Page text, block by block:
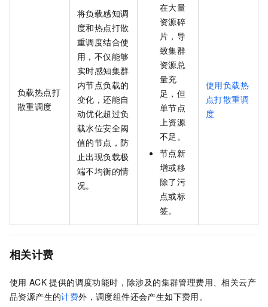
在大量
资源碎
片，导
致集群
资源总
量充
足，但
单节点
上资源
不足。
节点新
增或移
除了污
点或标
签。
负载热点打
散重调度
将负载感知调
度和热点打散
重调度结合使
用，不仅能够
实时感知集群
内节点负载的
变化，还能自
动优化超过负
载水位安全阈
值的节点，防
止出现负载极
端不均衡的情
况。
使用负载热
点打散重调
度
相关计费
使用 ACK 提供的调度功能时，除涉及的集群管理费用、相关云产
品资源产生的计费外，调度组件还会产生如下费用。